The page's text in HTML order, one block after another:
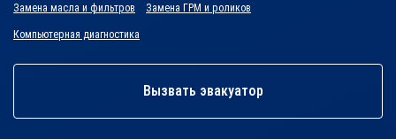
Замена масла и фильтров Замена ГРМ и роликов
Компьютерная диагностика
Вызвать эвакуатор